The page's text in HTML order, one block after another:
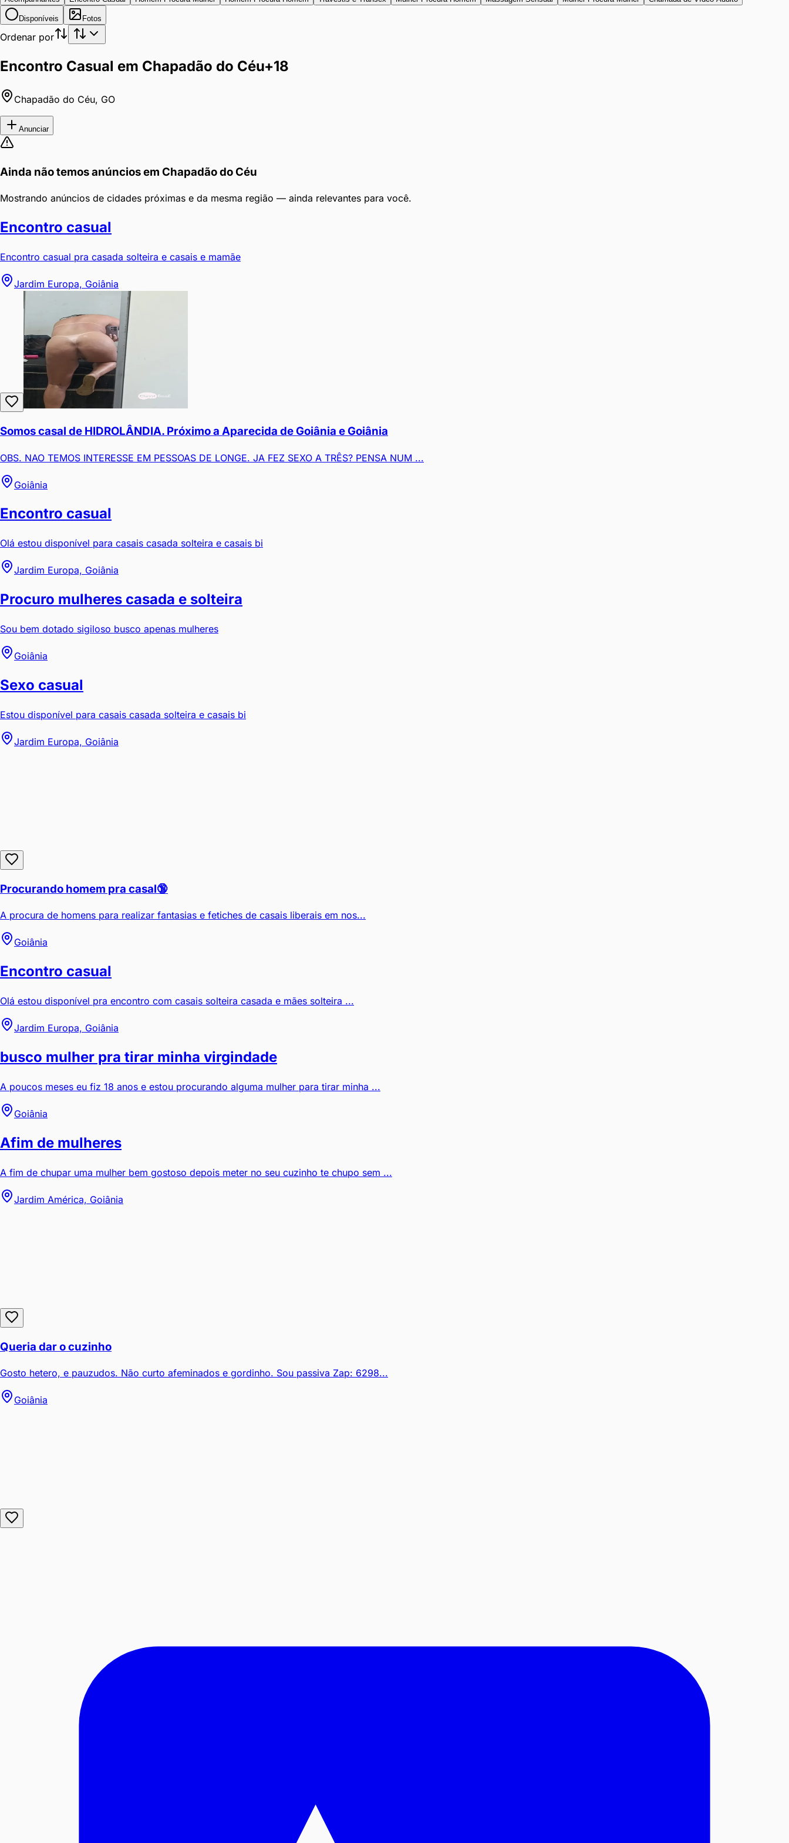
Disponíveis Fotos
Ordenar por
Encontro Casual em Chapadão do Céu+18
Chapadão do Céu, GO
Anunciar
Ainda não temos anúncios em Chapadão do Céu
Mostrando anúncios de cidades próximas e da mesma região — ainda relevantes para você.
Encontro casual
Encontro casual pra casada solteira e casais e mamãe
Jardim Europa, Goiânia
Somos casal de HIDROLÂNDIA. Próximo a Aparecida de Goiânia e Goiânia
OBS. NAO TEMOS INTERESSE EM PESSOAS DE LONGE. JA FEZ SEXO A TRÊS? PENSA NUM ...
Goiânia
Encontro casual
Olá estou disponível para casais casada solteira e casais bi
Jardim Europa, Goiânia
Procuro mulheres casada e solteira
Sou bem dotado sigiloso busco apenas mulheres
Goiânia
Sexo casual
Estou disponível para casais casada solteira e casais bi
Jardim Europa, Goiânia
Procurando homem pra casal🔞
A procura de homens para realizar fantasias e fetiches de casais liberais em nos...
Goiânia
Encontro casual
Olá estou disponível pra encontro com casais solteira casada e mães solteira ...
Jardim Europa, Goiânia
busco mulher pra tirar minha virgindade
A poucos meses eu fiz 18 anos e estou procurando alguma mulher para tirar minha ...
Goiânia
Afim de mulheres
A fim de chupar uma mulher bem gostoso depois meter no seu cuzinho te chupo sem ...
Jardim América, Goiânia
Queria dar o cuzinho
Gosto hetero, e pauzudos. Não curto afeminados e gordinho. Sou passiva Zap: 6298...
Goiânia